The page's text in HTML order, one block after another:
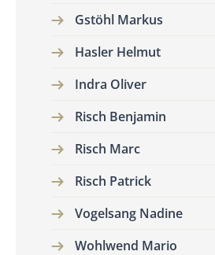
Gstöhl Markus
Hasler Helmut
Indra Oliver
Risch Benjamin
Risch Marc
Risch Patrick
Vogelsang Nadine
Wohlwend Mario